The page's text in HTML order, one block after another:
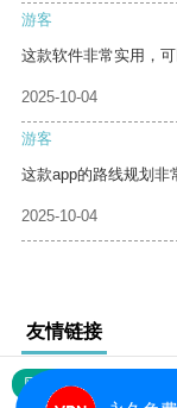
游客
这款软件非常实用，
2025-10-04
游客
这款app的路线规划非
2025-10-04
友情链接
网站地图